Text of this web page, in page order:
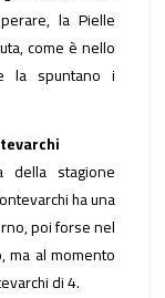
la Pielle
come è nello
la spuntano i
della stagione
ha una
poi forse nel
ma al momento
di 4.